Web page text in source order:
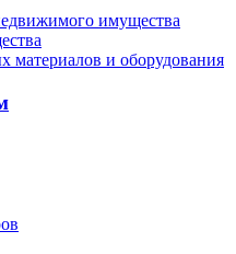
имущества
материалов и оборудования